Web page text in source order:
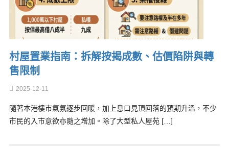
村屋置業指南：拆解按揭成數、估價陷阱與轉
售限制
2025-12-11
隨著本港樓市氣氛逐步回暖，加上息口見頂回落的預期升溫，不少
市民的入市意欲亦隨之增加。除了大型私人屋苑 […]